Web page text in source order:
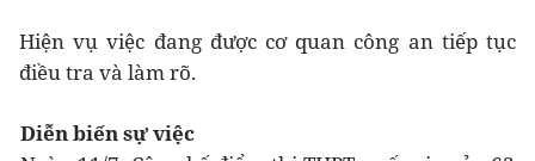
Hiện vụ việc đang được cơ quan công an tiếp tục
điều tra và làm rõ.
Diễn biến sự việc